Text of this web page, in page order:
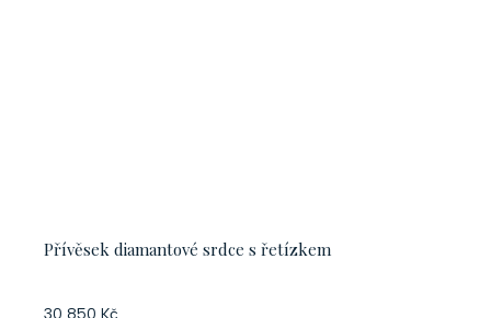
Přívěsek diamantové srdce s řetízkem
30 850 Kč